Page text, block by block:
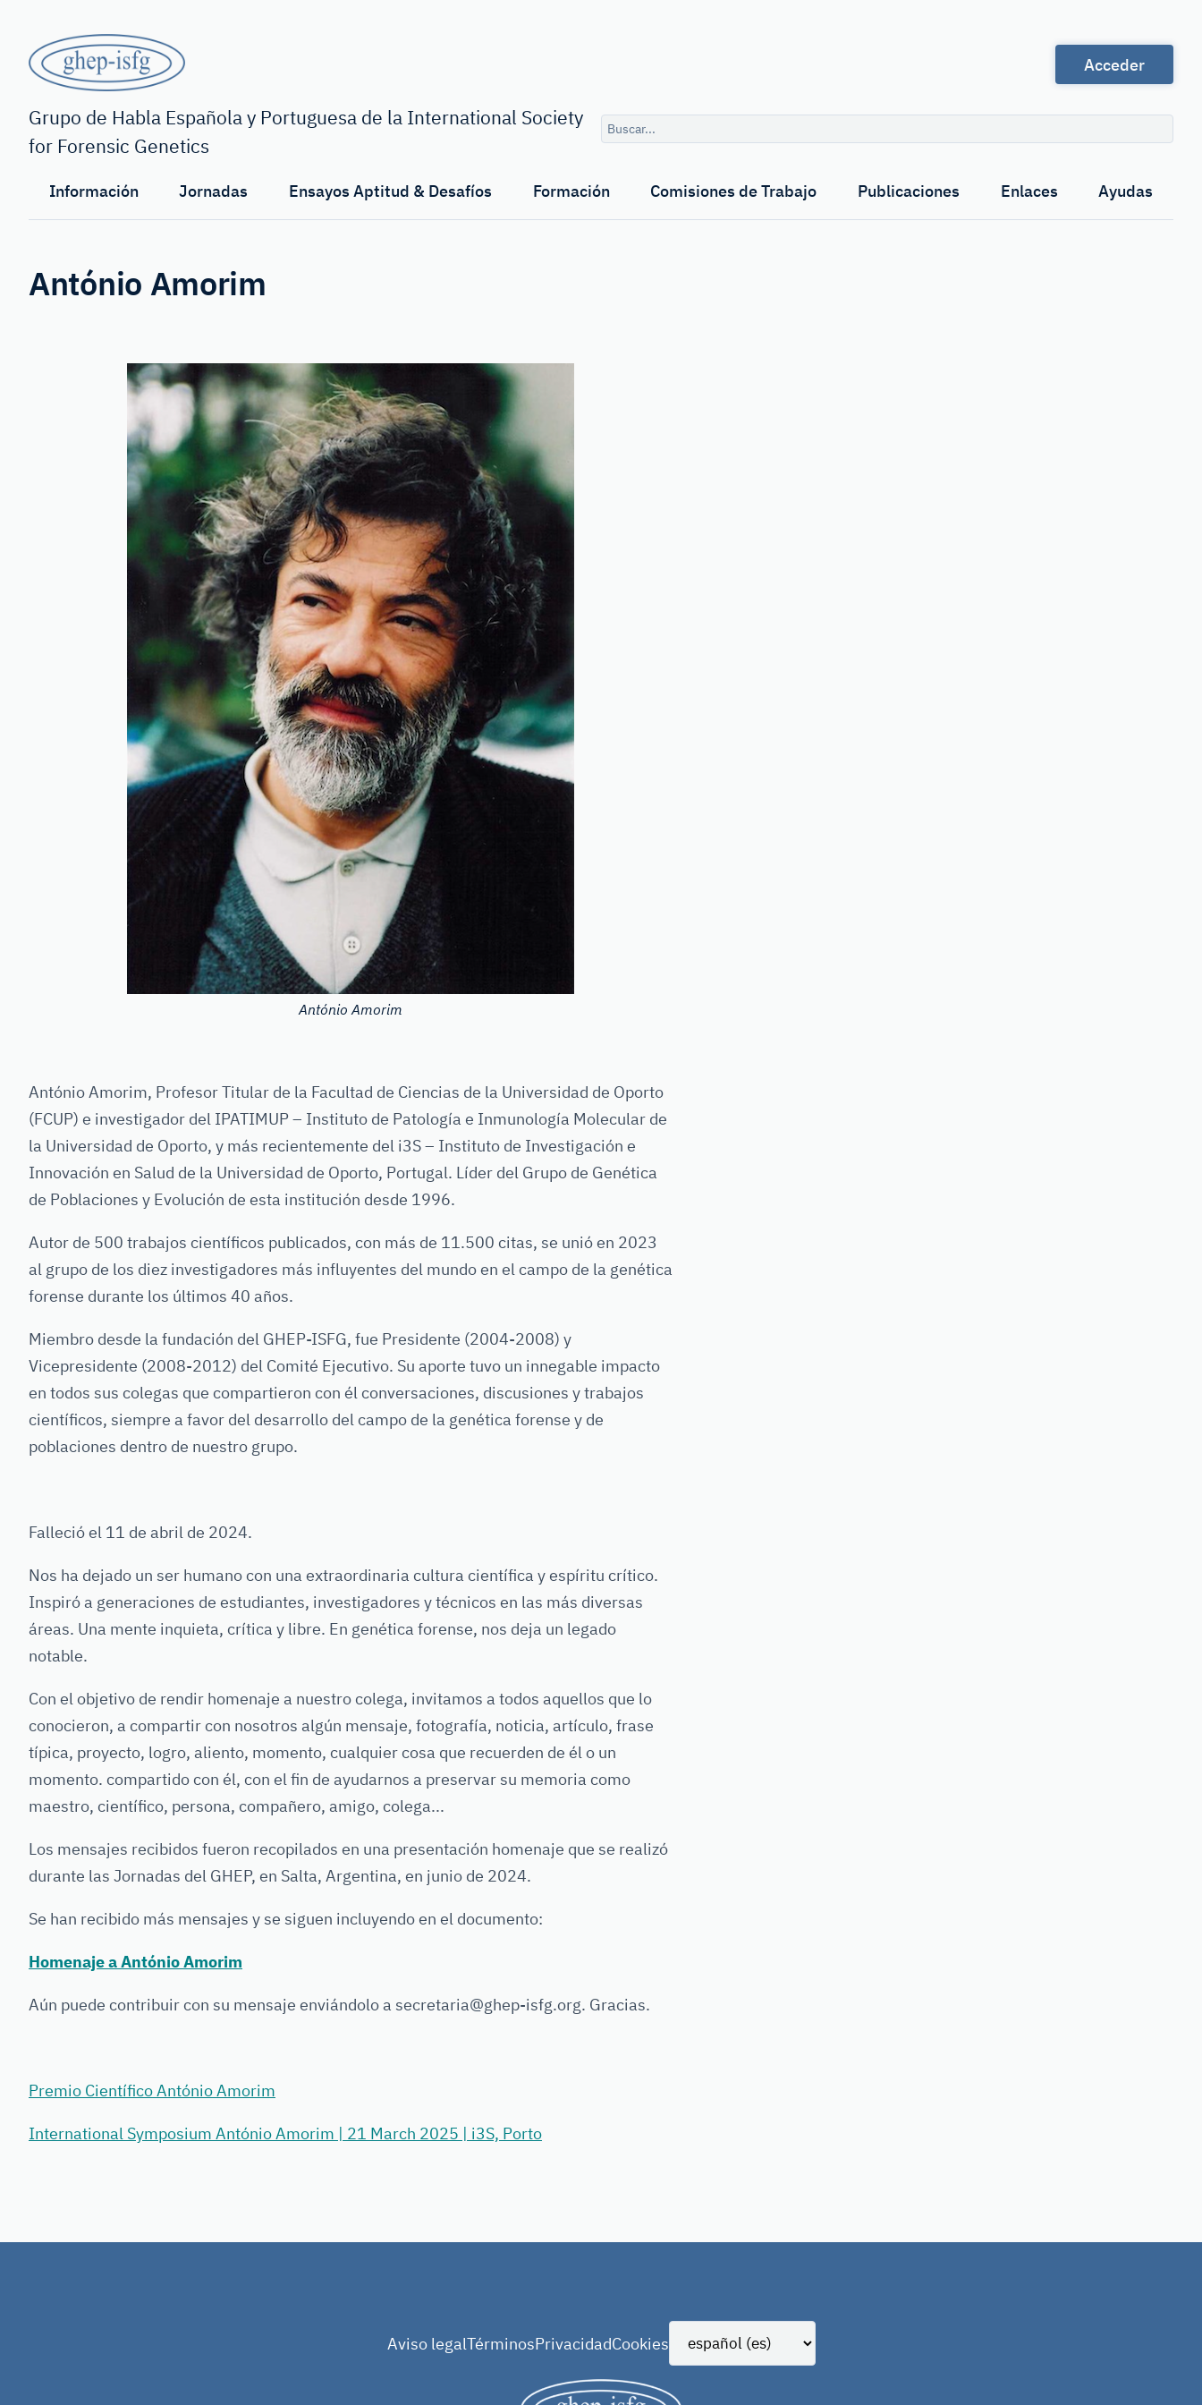
contenido
principalGHEP
-
ISFG
Grupo de Habla Española y Portuguesa de la International Society
for Forensic Genetics
Acceder
Consulta
de
Información
Jornadas Ensayos Aptitud & Desafíos Formación Comisiones de Trabajo Publicaciones Enlaces Ayudas
António Amorim
António Amorim
António Amorim, Profesor Titular de la Facultad de Ciencias de la Universidad de Oporto
(FCUP) e investigador del IPATIMUP – Instituto de Patología e Inmunología Molecular de
la Universidad de Oporto, y más recientemente del i3S – Instituto de Investigación e
Innovación en Salud de la Universidad de Oporto, Portugal. Líder del Grupo de Genética
de Poblaciones y Evolución de esta institución desde 1996.
Autor de 500 trabajos científicos publicados, con más de 11.500 citas, se unió en 2023
al grupo de los diez investigadores más influyentes del mundo en el campo de la genética
forense durante los últimos 40 años.
Miembro desde la fundación del GHEP-ISFG, fue Presidente (2004-2008) y
Vicepresidente (2008-2012) del Comité Ejecutivo. Su aporte tuvo un innegable impacto
en todos sus colegas que compartieron con él conversaciones, discusiones y trabajos
científicos, siempre a favor del desarrollo del campo de la genética forense y de
poblaciones dentro de nuestro grupo.
Falleció el 11 de abril de 2024.
Nos ha dejado un ser humano con una extraordinaria cultura científica y espíritu crítico.
Inspiró a generaciones de estudiantes, investigadores y técnicos en las más diversas
áreas. Una mente inquieta, crítica y libre. En genética forense, nos deja un legado
notable.
Con el objetivo de rendir homenaje a nuestro colega, invitamos a todos aquellos que lo
conocieron, a compartir con nosotros algún mensaje, fotografía, noticia, artículo, frase
típica, proyecto, logro, aliento, momento, cualquier cosa que recuerden de él o un
momento. compartido con él, con el fin de ayudarnos a preservar su memoria como
maestro, científico, persona, compañero, amigo, colega...
Los mensajes recibidos fueron recopilados en una presentación homenaje que se realizó
durante las Jornadas del GHEP, en Salta, Argentina, en junio de 2024.
Se han recibido más mensajes y se siguen incluyendo en el documento:
Homenaje a António Amorim
Aún puede contribuir con su mensaje enviándolo a secretaria@ghep-isfg.org. Gracias.
Premio Científico António Amorim
International Symposium António Amorim | 21 March 2025 | i3S, Porto
Aviso legalTérminosPrivacidadCookies